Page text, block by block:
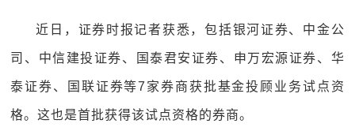
近日，证券时报记者获悉，包括银河证券、中金公
司、中信建投证券、国泰君安证券、申万宏源证券、华
泰证券、国联证券等7家券商获批基金投顾业务试点资
格。这也是首批获得该试点资格的券商。